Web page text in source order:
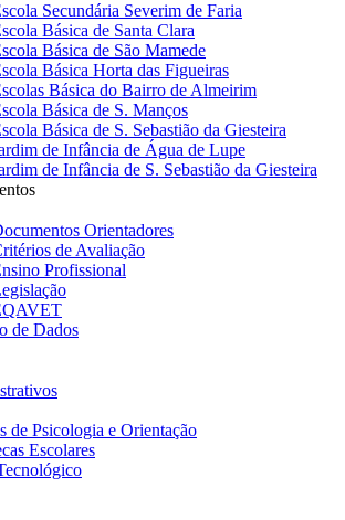
Secundária Severim de Faria
Básica de Santa Clara
Básica de São Mamede
Básica Horta das Figueiras
Básica do Bairro de Almeirim
Básica de S. Manços
Básica de S. Sebastião da Giesteira
de Infância de Água de Lupe
de Infância de S. Sebastião da Giesteira
Orientadores
de Avaliação
Profissional
de Dados
de Psicologia e Orientação
Escolares